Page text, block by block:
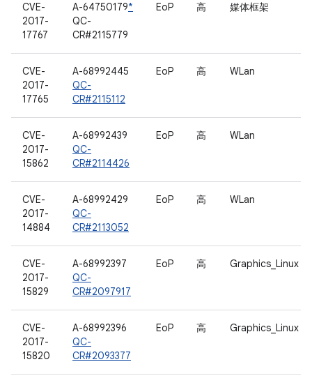
CVE-
2017-
17767
A-64750179*
QC-
CR#2115779
EoP 高 媒体框架
CVE-
2017-
17765
A-68992445
QC-
CR#2115112
EoP 高 WLan
CVE-
2017-
15862
A-68992439
QC-
CR#2114426
EoP 高 WLan
CVE-
2017-
14884
A-68992429
QC-
CR#2113052
EoP 高 WLan
CVE-
2017-
15829
A-68992397
QC-
CR#2097917
EoP 高 Graphics_Linux
CVE-
2017-
15820
A-68992396
QC-
CR#2093377
EoP 高 Graphics_Linux